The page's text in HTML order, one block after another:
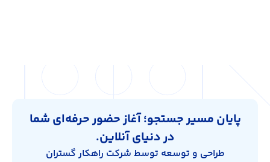
پایان مسیر جستجو؛ آغاز حضور حرفه‌ای شما
در دنیای آنلاین.
طراحی و توسعه توسط شرکت راهکار گستران